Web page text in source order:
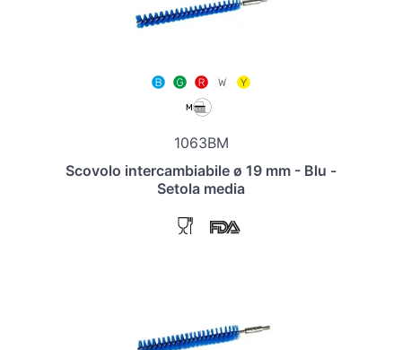
1063BM
Scovolo intercambiabile ø 19 mm - Blu -
Setola media